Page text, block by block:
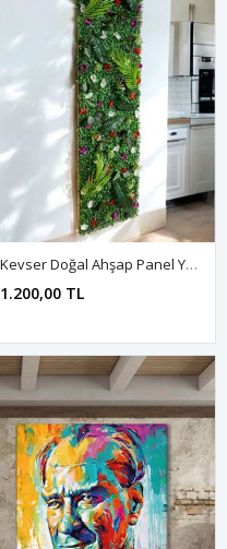
Kevser Doğal Ahşap Panel Yapay Çiçek Bitki Duvar Kaplama
1.200,00 TL